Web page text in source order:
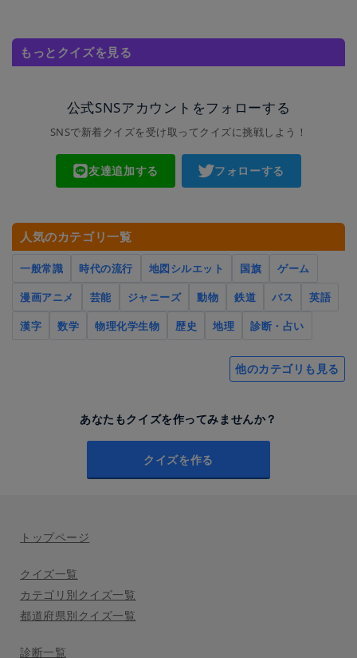
もっとクイズを見る
公式SNSアカウントをフォローする
SNSで新着クイズを受け取ってクイズに挑戦しよう！
友達追加する フォローする
人気のカテゴリ一覧
一般常識 時代の流行 地図シルエット 国旗
ゲーム
漫画アニメ
芸能 ジャニーズ 動物 鉄道 バス
英語
漢字
数学 物理化学生物 歴史 地理 診断・占い
他のカテゴリも見る
あなたもクイズを作ってみませんか？
クイズを作る
トップページ
クイズ一覧
カテゴリ別クイズ一覧
都道府県別クイズ一覧
診断一覧